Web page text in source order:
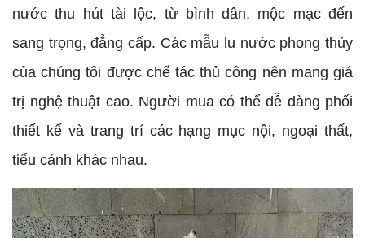
nước thu hút tài lộc, từ bình dân, mộc mạc đến
sang trọng, đẳng cấp. Các mẫu lu nước phong thủy
của chúng tôi được chế tác thủ công nên mang giá
trị nghệ thuật cao. Người mua có thể dễ dàng phối
thiết kế và trang trí các hạng mục nội, ngoại thất,
tiểu cảnh khác nhau.